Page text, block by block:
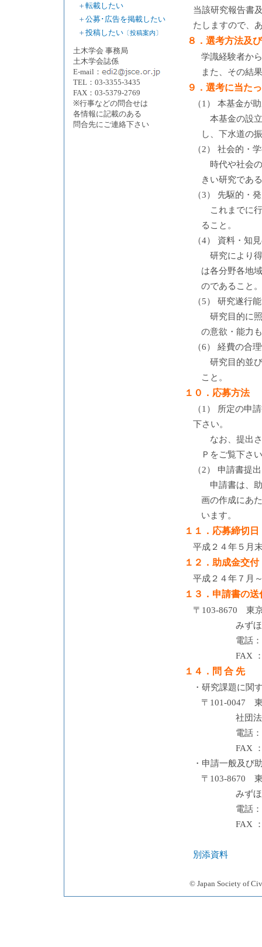
＋ 転載したい
＋ 公募･広告を掲載したい
＋ 投稿したい 〔投稿案内〕
土木学会 事務局
土木学会誌係
E-mail：
TEL：03-3355-3435
FAX：03-5379-2769
※行事などの問合せは
各情報に記載のある
問合先にご連絡下さい
当該研究報告書
たしますので、
８．選考方法及
学識経験者か
また、その結
９．選考に当た
（1） 本基金が
本基金の設
し、下水道の
（2） 社会的・
時代や社会
きい研究であ
（3） 先駆的・
これまでに
ること。
（4） 資料・知
研究により
は各分野各地
のであること
（5） 研究遂行
研究目的に
の意欲・能力
（6） 経費の合
研究目的並
こと。
１０．応募方法
（1） 所定の申
下さい。
なお、提出
Ｐをご覧下さ
（2） 申請書提
申請書は、
画の作成にあ
います。
１１．応募締切日
平成２４年５月
１２．助成金交付
平成２４年７月
１３．申請書の送
〒103-8670 東
みず
電話
FAX
１４．問 合 先
・研究課題に関
〒101-0047
社団
電話
FAX
・申請一般及び
〒103-8670
みず
電話
FAX
別添資料
© Japan Society of